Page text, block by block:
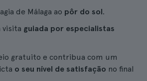
de Málaga ao pôr do sol.
guiada por especialistas
gratuito e contribua com um
o seu nível de satisfação no final